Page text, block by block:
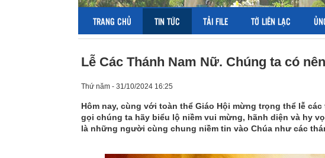
TRANG CHỦ TIN TỨC TẢI FILE TỜ LIÊN LẠC
Lễ Các Thánh Nam Nữ. Chúng ta có
Thứ năm - 31/10/2024 16:25
Hôm nay, cùng với toàn thể Giáo Hội mừng trọng thể lễ
gọi chúng ta hãy biểu lộ niềm vui mừng, hãnh diện và hy
là những người cùng chung niềm tin vào Chúa như các